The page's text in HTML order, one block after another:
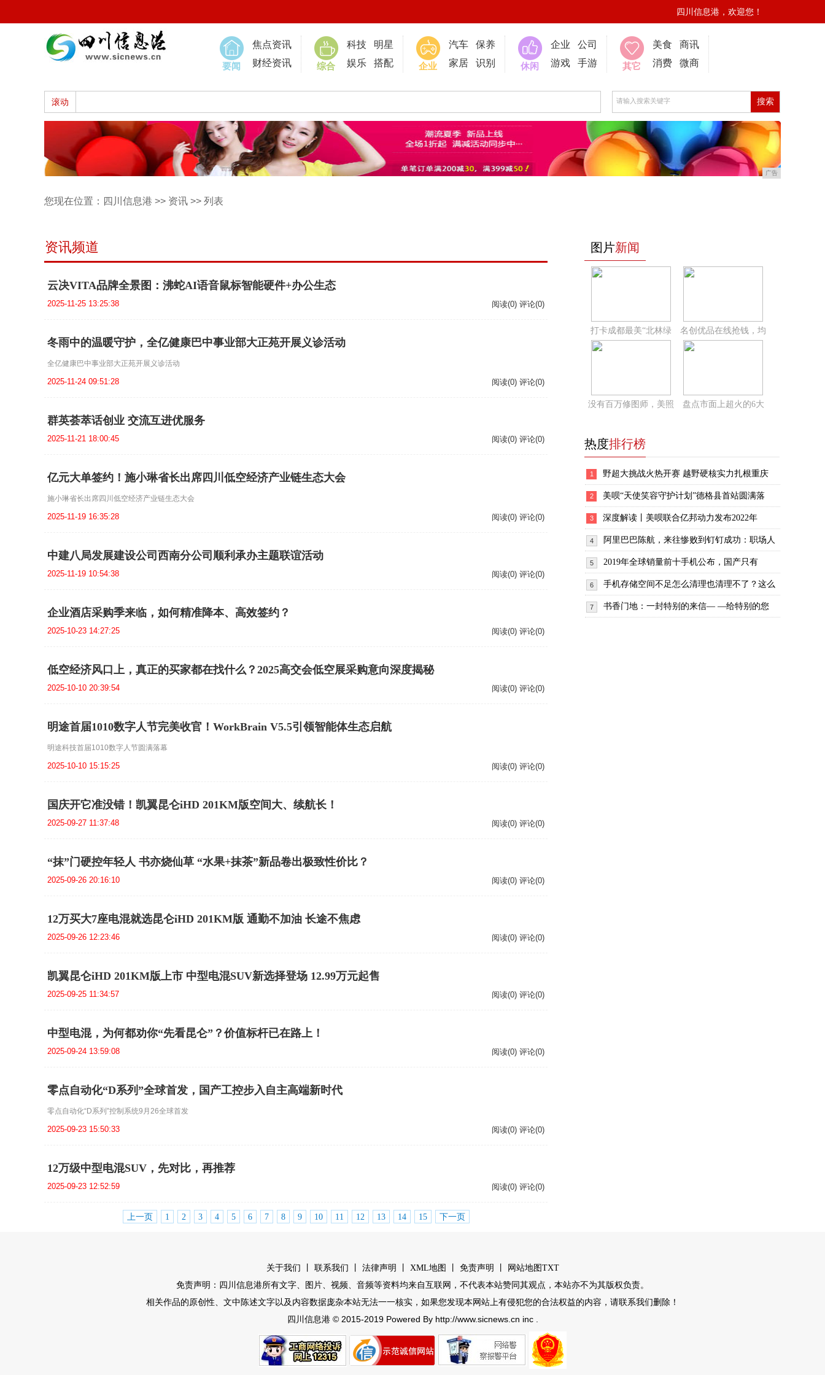
四川信息港，欢迎您！
要闻
焦点资讯
财经资讯
综合
科技
明星
娱乐
搭配 企业
汽车
保养
家居
识别 休闲
企业
公司
游戏
手游 其它
美食
商讯
消费
微商
滚动
广告
您现在位置： 四川信息港 >> 资讯 >> 列表
资讯频道
云决VITA品牌全景图：沸蛇AI语音鼠标智能硬件+办公生态
2025-11-25 13:25:38 阅读(0) 评论(0)
冬雨中的温暖守护，全亿健康巴中事业部大正苑开展义诊活动
全亿健康巴中事业部大正苑开展义诊活动
2025-11-24 09:51:28 阅读(0) 评论(0)
群英荟萃话创业 交流互进优服务
2025-11-21 18:00:45 阅读(0) 评论(0)
亿元大单签约！施小琳省长出席四川低空经济产业链生态大会
施小琳省长出席四川低空经济产业链生态大会
2025-11-19 16:35:28 阅读(0) 评论(0)
中建八局发展建设公司西南分公司顺利承办主题联谊活动
2025-11-19 10:54:38 阅读(0) 评论(0)
企业酒店采购季来临，如何精准降本、高效签约？
2025-10-23 14:27:25 阅读(0) 评论(0)
低空经济风口上，真正的买家都在找什么？2025高交会低空展采购意向深度揭秘
2025-10-10 20:39:54 阅读(0) 评论(0)
明途首届1010数字人节完美收官！WorkBrain V5.5引领智能体生态启航
明途科技首届1010数字人节圆满落幕
2025-10-10 15:15:25 阅读(0) 评论(0)
国庆开它准没错！凯翼昆仑iHD 201KM版空间大、续航长！
2025-09-27 11:37:48 阅读(0) 评论(0)
“抹”门硬控年轻人 书亦烧仙草 “水果+抹茶”新品卷出极致性价比？
2025-09-26 20:16:10 阅读(0) 评论(0)
12万买大7座电混就选昆仑iHD 201KM版 通勤不加油 长途不焦虑
2025-09-26 12:23:46 阅读(0) 评论(0)
凯翼昆仑iHD 201KM版上市 中型电混SUV新选择登场 12.99万元起售
2025-09-25 11:34:57 阅读(0) 评论(0)
中型电混，为何都劝你“先看昆仑”？价值标杆已在路上！
2025-09-24 13:59:08 阅读(0) 评论(0)
零点自动化“D系列”全球首发，国产工控步入自主高端新时代
零点自动化“D系列”控制系统9月26全球首发
2025-09-23 15:50:33 阅读(0) 评论(0)
12万级中型电混SUV，先对比，再推荐
2025-09-23 12:52:59 阅读(0) 评论(0)
上一页 1 2 3 4 5 6 7 8 9 10 11 12 13 14 15 下一页
图片新闻
打卡成都最美“北林绿 名创优品在线抢钱，均
没有百万修图师，美照 盘点市面上超火的6大
热度排行榜
1 野超大挑战火热开赛 越野硬核实力扎根重庆
2 美呗“天使笑容守护计划”德格县首站圆满落
3 深度解读丨美呗联合亿邦动力发布2022年
4 阿里巴巴陈航，来往惨败到钉钉成功：职场人
5 2019年全球销量前十手机公布，国产只有
6 手机存储空间不足怎么清理也清理不了？这么
7 书香门地：一封特别的来信— —给特别的您
关于我们 联系我们 法律声明 XML地图 免责声明 网站地图 TXT
免责声明：四川信息港所有文字、图片、视频、音频等资料均来自互联网，不代表本站赞同其观点，本站亦不为其版权负责。
相关作品的原创性、文中陈述文字以及内容数据庞杂本站无法一一核实，如果您发现本网站上有侵犯您的合法权益的内容，请联系我们删除！
四川信息港© 2015-2019 Powered By http://www.sicnews.cn inc .